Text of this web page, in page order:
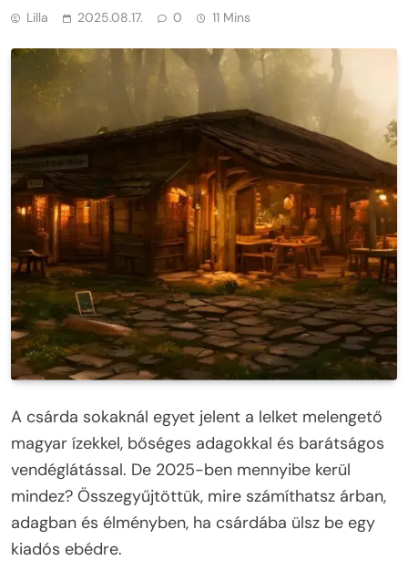
Lilla 2025.08.17. 0 11 Mins
A csárda sokaknál egyet jelent a lelket melengető
magyar ízekkel, bőséges adagokkal és barátságos
vendéglátással. De 2025-ben mennyibe kerül
mindez? Összegyűjtöttük, mire számíthatsz árban,
adagban és élményben, ha csárdába ülsz be egy
kiadós ebédre.